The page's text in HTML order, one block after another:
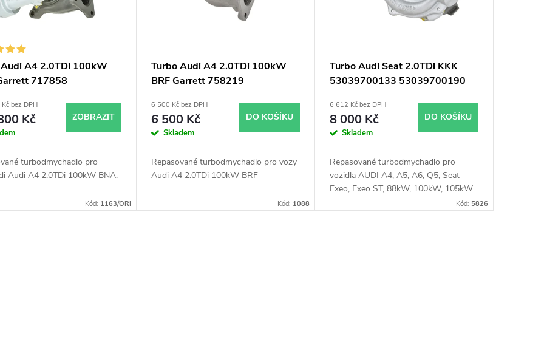
A4 2.0TDi 100kW
717858
bez DPH
Kč ZOBRAZIT
turbodmychadlo pro
Audi A4 2.0TDi 100kW BNA.
Kód: 1163/ORI
Turbo Audi A4 2.0TDi 100kW
BRF Garrett 758219
6 500 Kč bez DPH
6 500 Kč
Skladem
DO KOŠÍKU
Repasované turbodmychadlo pro vozy
Audi A4 2.0TDi 100kW BRF
Kód: 1088
Turbo Audi Seat 2.0TDi KKK
53039700133 53039700190
6 612 Kč bez DPH
8 000 Kč
Skladem
DO KOŠÍKU
Repasované turbodmychadlo pro
vozidla AUDI A4, A5, A6, Q5, Seat
Exeo, Exeo ST, 88kW, 100kW, 105kW
Kód: 5826